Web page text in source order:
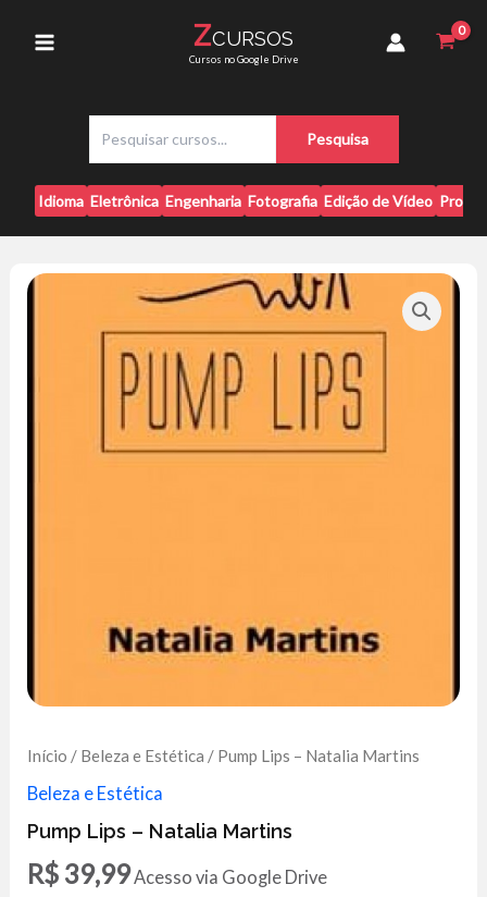
Menu
ZCURSOS
Cursos no Google Drive
s
q
u
i
a
Pesquisa
Idioma Eletrônica Engenharia Fotografia Edição de Vídeo
Início / Beleza e Estética / Pump Lips – Natalia Martins
Beleza e Estética
Pump Lips – Natalia Martins
R$ 39,99Acesso via Google Drive
Martins